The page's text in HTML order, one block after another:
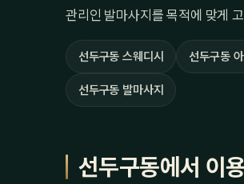
관리인 발마사지를 목적에 맞게
선두구동 스웨디시 선두구동
선두구동 발마사지
선두구동에서 이